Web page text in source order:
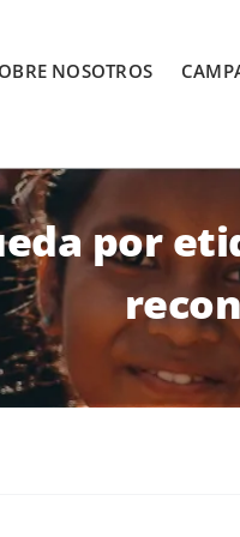
NOSOTROS
por